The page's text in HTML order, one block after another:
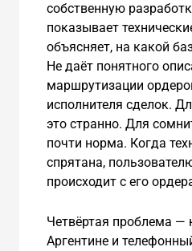
собственную
показывает
объясняет, на какой
Не даёт понятного
маршрутизации
исполнителя сделок.
это странно. Для
почти норма. Когда
спрятана,
происходит с его
Четвёртая проблема —
Аргентине и